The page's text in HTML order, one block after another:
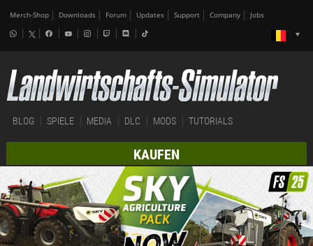
Merch-Shop Downloads Forum Updates Support Company Jobs
BLOG SPIELE MEDIA DLC MODS TUTORIALS
KAUFEN